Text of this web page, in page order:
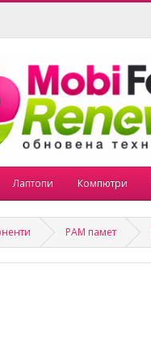
Лаптопи Компютри
РАМ памет